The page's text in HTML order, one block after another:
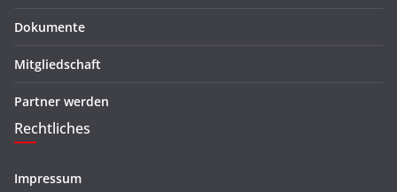
Dokumente
Mitgliedschaft
Partner werden
Rechtliches
Impressum